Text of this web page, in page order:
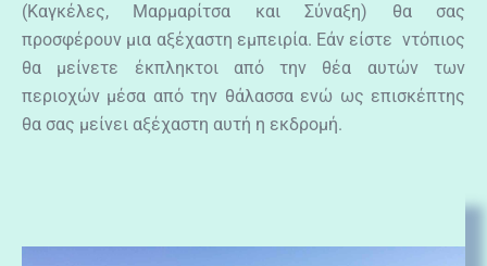
(Καγκέλες, Μαρμαρίτσα και Σύναξη) θα σας
προσφέρουν μια αξέχαστη εμπειρία. Εάν είστε ντόπιος
θα μείνετε έκπληκτοι από την θέα αυτών των
περιοχών μέσα από την θάλασσα ενώ ως επισκέπτης
θα σας μείνει αξέχαστη αυτή η εκδρομή.